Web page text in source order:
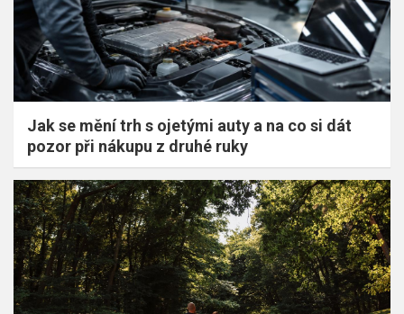
Jak se mění trh s ojetými auty a na co si dát
pozor při nákupu z druhé ruky